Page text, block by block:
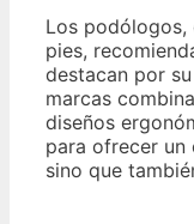
Los
pies,
destacan por
marcas
diseños
para ofrecer un
sino que